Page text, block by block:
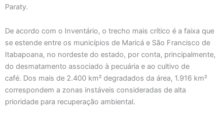
Paraty.
De acordo com o Inventário, o trecho mais crítico é a faixa que
se estende entre os municípios de Maricá e São Francisco de
Itabapoana, no nordeste do estado, por conta, principalmente,
do desmatamento associado à pecuária e ao cultivo de
café. Dos mais de 2.400 km² degradados da área, 1.916 km²
correspondem a zonas instáveis consideradas de alta
prioridade para recuperação ambiental.